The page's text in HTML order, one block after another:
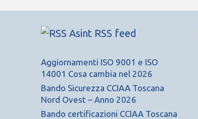
Asint RSS feed
Aggiornamenti ISO 9001 e ISO
14001 Cosa cambia nel 2026
Bando Sicurezza CCIAA Toscana
Nord Ovest – Anno 2026
Bando certificazioni CCIAA Toscana